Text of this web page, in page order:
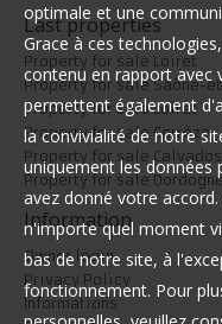
Last properties
Property for sale Loiret
Property for sale Saône-
Property for sale Loiret
Property for sale Corrèze
Property for sale Calvados
Property for sale Dordogne
Information
Owner login
Privacy Policy
Informations
optimale et une
Grace à ces
contenu en rapport avec
permettent également
la convivialité de notre
uniquement les données
avez donné votre
n'importe quel moment
bas de notre site, à
fonctionnement. Pour